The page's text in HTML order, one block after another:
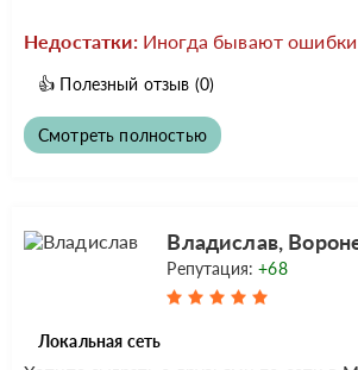
Недостатки: Иногда бывают ошибки
👍 Полезный отзыв (0)
Смотреть полностью
Владислав,
Репутация:+68
Локальная сеть